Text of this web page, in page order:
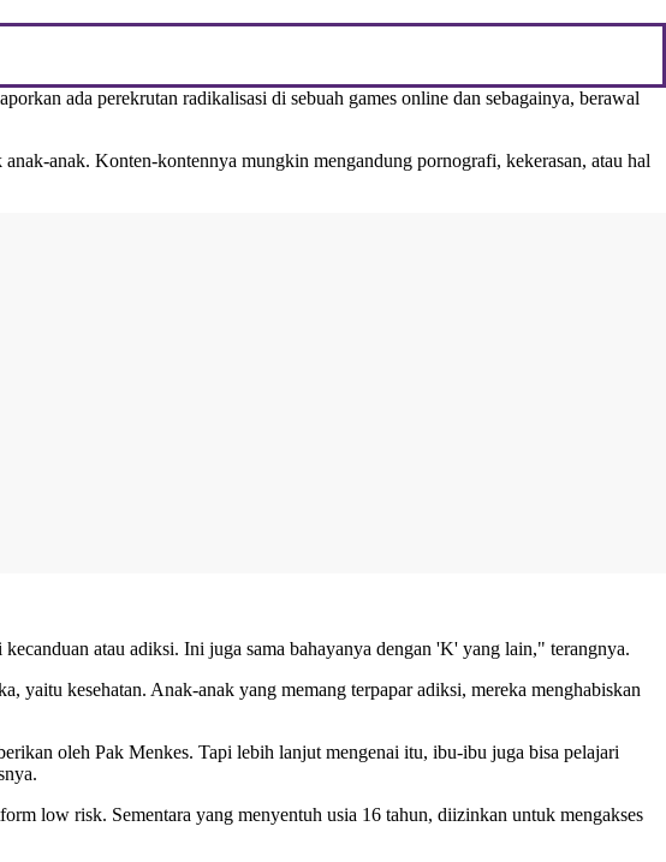
ada perekrutan radikalisasi di sebuah games online dan sebagainya, berawal
anak. Konten-kontennya mungkin mengandung pornografi, kekerasan, atau hal
atau adiksi. Ini juga sama bahayanya dengan 'K' yang lain," terangnya.
kesehatan. Anak-anak yang memang terpapar adiksi, mereka menghabiskan
oleh Pak Menkes. Tapi lebih lanjut mengenai itu, ibu-ibu juga bisa pelajari
low risk. Sementara yang menyentuh usia 16 tahun, diizinkan untuk mengakses